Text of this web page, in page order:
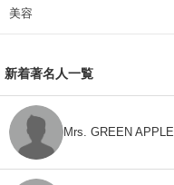
美容
新着著名人一覧
Mrs. GREEN APPLE